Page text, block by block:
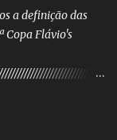
a definição das
Copa Flávio's
Cleison